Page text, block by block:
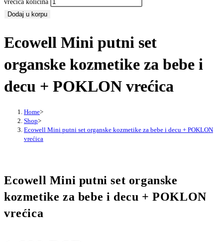
vrećica količina
Dodaj u korpu
Ecowell Mini putni set
organske kozmetike za bebe i
decu + POKLON vrećica
Home>
Shop>
Ecowell Mini putni set organske kozmetike za bebe i decu + POKLON
vrećica
Ecowell Mini putni set organske
kozmetike za bebe i decu + POKLON
vrećica